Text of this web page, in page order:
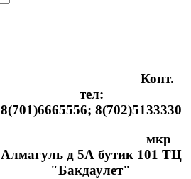
Конт.
тел:
8(701)6665556; 8(702)5133330
мкр
Алмагуль д 5А бутик 101 ТЦ
"Бакдаулет"